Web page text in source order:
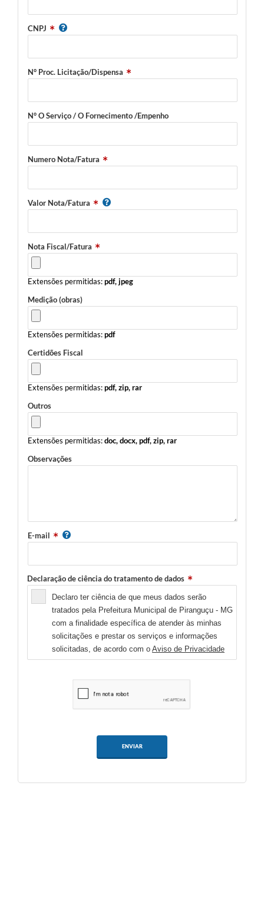
CNPJ
N° Proc. Licitação/Dispensa
N° O Serviço / O Fornecimento /Empenho
Numero Nota/Fatura
Valor Nota/Fatura
Nota Fiscal/Fatura
Extensões permitidas:pdf, jpeg
Medição (obras)
Extensões permitidas:pdf
Certidões Fiscal
Extensões permitidas:pdf, zip, rar
Outros
Extensões permitidas:doc, docx, pdf, zip, rar
Observações
E-mail
Declaração de ciência do tratamento de dados
Declaro ter ciência de que meus dados serão
tratados pela Prefeitura Municipal de Piranguçu - MG
com a finalidade específica de atender às minhas
solicitações e prestar os serviços e informações
solicitadas, de acordo com o Aviso de Privacidade
ENVIAR